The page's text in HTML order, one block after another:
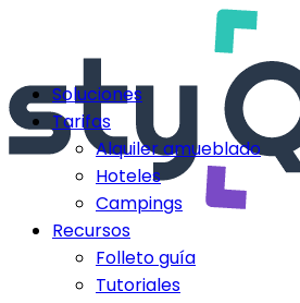
Soluciones
Tarifas
Alquiler amueblado
Hoteles
Campings
Recursos
Folleto guía
Tutoriales